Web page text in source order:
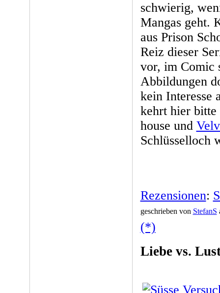
schwierig,
Mangas geht.
aus Prison
Reiz dieser
vor, im Comic
Abbildungen
kein Interesse
kehrt hier
house und
Schlüsselloch
Rezensionen:
geschrieben von StefanS
(*)
Liebe vs.